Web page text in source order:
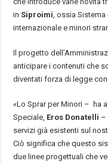
in Siproimi , ossia
internazionale e minori
Il progetto
anticipare i contenuti che
diventati forza di legge
«Lo Sprar per Minori – ha
Speciale, Eros Donatelli –
servizi già esistenti sul
Ciò significa che questo
due linee progettuali che